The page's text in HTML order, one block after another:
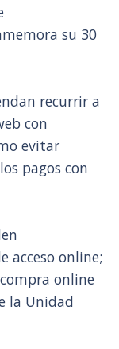
su 30
recurrir a
con
evitar
pagos con
acceso online;
online
la Unidad